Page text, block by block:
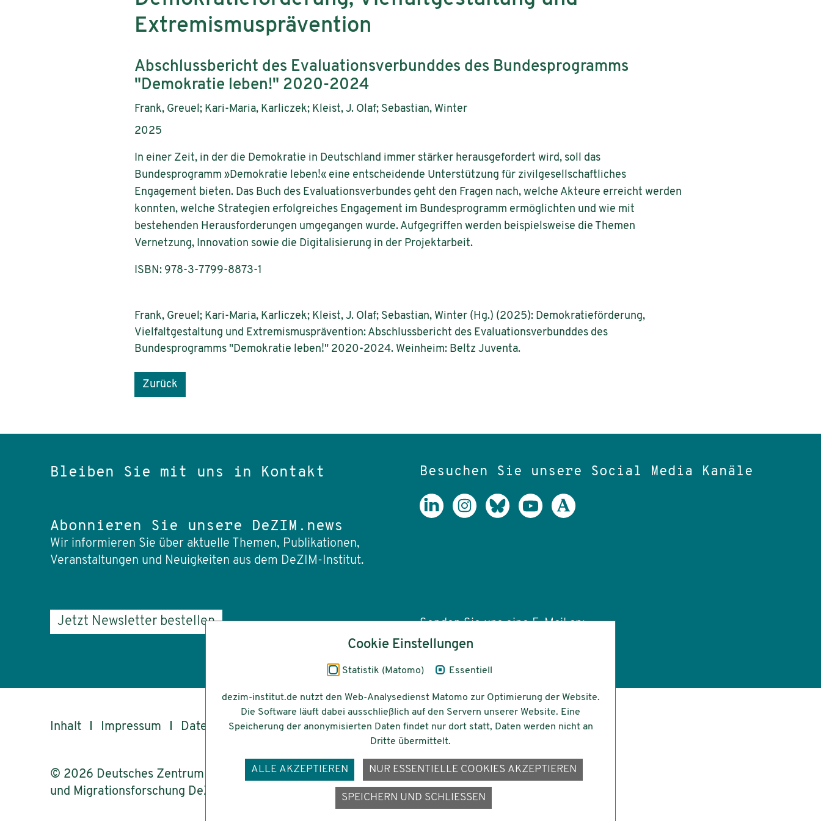
Extremismusprävention
Untertitel:
Abschlussbericht des Evaluationsverbunddes des Bundesprogramms
"Demokratie leben!" 2020-2024
AutorInnen:
Frank, Greuel; Kari-Maria, Karliczek; Kleist, J. Olaf; Sebastian, Winter
Publikationsjahr:
2025
In einer Zeit, in der die Demokratie in Deutschland immer stärker herausgefordert wird, soll das
Bundesprogramm »Demokratie leben!« eine entscheidende Unterstützung für zivilgesellschaftliches
Engagement bieten. Das Buch des Evaluationsverbundes geht den Fragen nach, welche Akteure erreicht werden
konnten, welche Strategien erfolgreiches Engagement im Bundesprogramm ermöglichten und wie mit
bestehenden Herausforderungen umgegangen wurde. Aufgegriffen werden beispielsweise die Themen
Vernetzung, Innovation sowie die Digitalisierung in der Projektarbeit.
ISBN: 978-3-7799-8873-1
Frank, Greuel; Kari-Maria, Karliczek; Kleist, J. Olaf; Sebastian, Winter (Hg.) (2025): Demokratieförderung,
Vielfaltgestaltung und Extremismusprävention: Abschlussbericht des Evaluationsverbunddes des
Bundesprogramms "Demokratie leben!" 2020-2024. Weinheim: Beltz Juventa.
Zurück
Bleiben Sie mit uns in Kontakt
Abonnieren Sie unsere DeZIM.news
Wir informieren Sie über aktuelle Themen, Publikationen,
Veranstaltungen und Neuigkeiten aus dem DeZIM-Institut.
Jetzt Newsletter bestellen
Besuchen Sie unsere Social Media Kanäle
Senden Sie uns eine E-Mail an:
info(at)dezim-institut.de
Inhalt Impressum Datenschutz Barrierefreiheit
© 2026 Deutsches Zentrum für Integrations-
und Migrationsforschung DeZIM e.V.
Gefördert vom
Cookie Einstellungen
Statistik (Matomo) Essentiell
dezim-institut.de nutzt den Web-Analysedienst Matomo zur Optimierung der Website.
Die Software läuft dabei ausschließlich auf den Servern unserer Website. Eine
Speicherung der anonymisierten Daten findet nur dort statt, Daten werden nicht an
Dritte übermittelt.
ALLE AKZEPTIEREN NUR ESSENTIELLE COOKIES AKZEPTIEREN
SPEICHERN UND SCHLIESSEN